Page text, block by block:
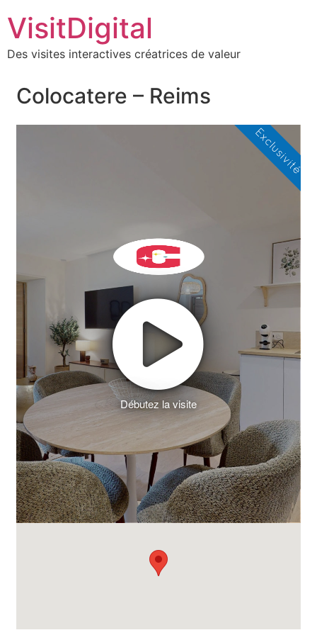
VisitDigital
Des visites interactives créatrices de valeur
Colocatere – Reims
Débutez la visite